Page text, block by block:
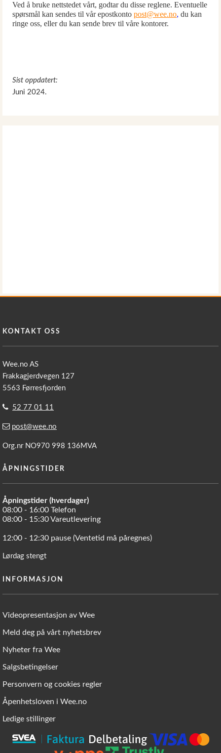
Ved å bruke nettstedet vårt, godtar du disse reglene. Eventuelle
spørsmål kan sendes til vår epostkonto post@wee.no, du kan
ringe oss, eller du kan sende brev til våre kontorer.
Sist oppdatert:
Juni 2024.
KONTAKT OSS
Wee.no AS
Frakkagjerdvegen 127
5563 Førresfjorden
52 77 01 11
post@wee.no
Org.nr NO970 998 136MVA
ÅPNINGSTIDER
Åpningstider (hverdager)
08:00 - 16:00 Telefon
08:00 - 15:30 Vareutlevering
12:00 - 12:30 pause (Ventetid må påregnes)
Lørdag stengt
INFORMASJON
Videopresentasjon av Wee
Meld deg på vårt nyhetsbrev
Nyheter fra Wee
Salgsbetingelser
Personvern og cookies regler
Åpenhetsloven i Wee.no
Ledige stillinger